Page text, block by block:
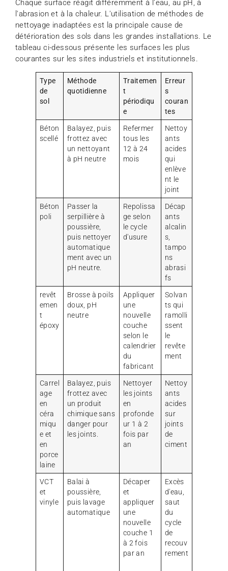
Chaque surface réagit différemment à l'eau, au pH, à
l'abrasion et à la chaleur. L'utilisation de méthodes de
nettoyage inadaptées est la principale cause de
détérioration des sols dans les grandes installations. Le
tableau ci-dessous présente les surfaces les plus
courantes sur les sites industriels et institutionnels.
Type
de
sol
Méthode
quotidienne
Traitemen
t
périodiqu
e
Erreur
s
couran
tes
Béton
scellé
Balayez, puis
frottez avec
un nettoyant
à pH neutre
Refermer
tous les
12 à 24
mois
Nettoy
ants
acides
qui
enlève
nt le
joint
Béton
poli
Passer la
serpillière à
poussière,
puis nettoyer
automatique
ment avec un
pH neutre.
Repolissa
ge selon
le cycle
d'usure
Décap
ants
alcalin
s,
tampo
ns
abrasi
fs
revêt
emen
t
époxy
Brosse à poils
doux, pH
neutre
Appliquer
une
nouvelle
couche
selon le
calendrier
du
fabricant
Solvan
ts qui
ramolli
ssent
le
revête
ment
Carrel
age
en
céra
miqu
e et
en
porce
laine
Balayez, puis
frottez avec
un produit
chimique sans
danger pour
les joints.
Nettoyer
les joints
en
profonde
ur 1 à 2
fois par
an
Nettoy
ants
acides
sur
joints
de
ciment
VCT
et
vinyle
Balai à
poussière,
puis lavage
automatique
Décaper
et
appliquer
une
nouvelle
couche 1
à 2 fois
par an
Excès
d'eau,
saut
du
cycle
de
recouv
rement